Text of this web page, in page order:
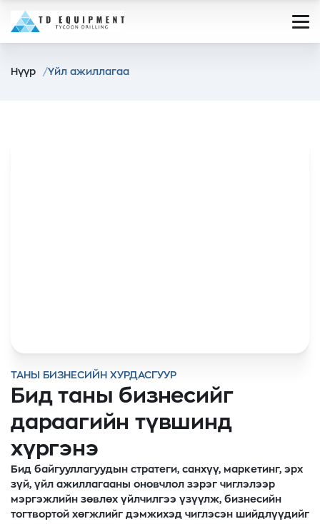
Нүүр Үйл ажиллагаа
ТАНЫ БИЗНЕСИЙН ХУРДАСГУУР
Бид таны бизнесийг
дараагийн түвшинд
хүргэнэ
Бид байгууллагуудын стратеги, санхүү, маркетинг, эрх
зүй, үйл ажиллагааны оновчлол зэрэг чиглэлээр
мэргэжлийн зөвлөх үйлчилгээ үзүүлж, бизнесийн
тогтвортой хөгжлийг дэмжихэд чиглэсэн шийдлүүдийг